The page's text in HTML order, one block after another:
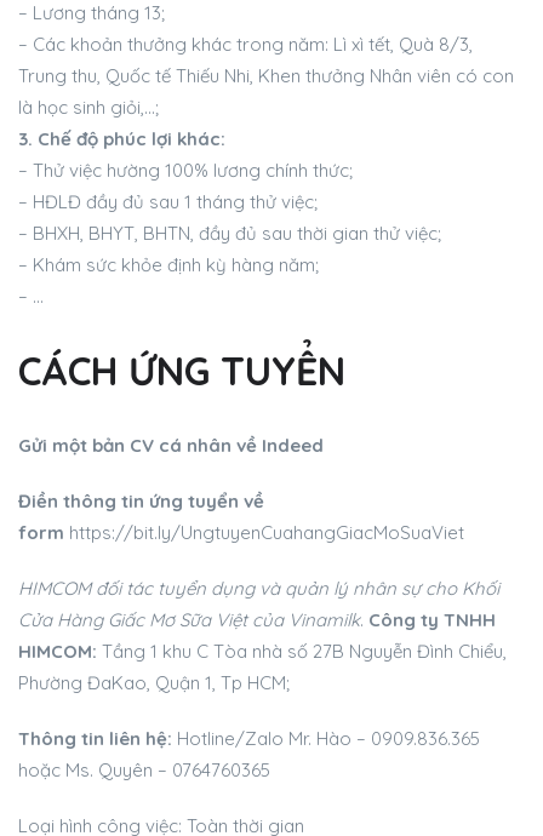
– Lương tháng 13;
– Các khoản thưởng khác trong năm: Lì xì tết, Quà 8/3,
Trung thu, Quốc tế Thiếu Nhi, Khen thưởng Nhân viên có con
là học sinh giỏi,…;
3. Chế độ phúc lợi khác:
– Thử việc hường 100% lương chính thức;
– HĐLĐ đầy đủ sau 1 tháng thử việc;
– BHXH, BHYT, BHTN, đầy đủ sau thời gian thử việc;
– Khám sức khỏe định kỳ hàng năm;
– …
CÁCH ỨNG TUYỂN
Gửi một bản CV cá nhân về Indeed
Điền thông tin ứng tuyển về
form https://bit.ly/UngtuyenCuahangGiacMoSuaViet
HIMCOM đối tác tuyển dụng và quản lý nhân sự cho Khối
Cửa Hàng Giấc Mơ Sữa Việt của Vinamilk. Công ty TNHH
HIMCOM: Tầng 1 khu C Tòa nhà số 27B Nguyễn Đình Chiểu,
Phường ĐaKao, Quận 1, Tp HCM;
Thông tin liên hệ: Hotline/Zalo Mr. Hào – 0909.836.365
hoặc Ms. Quyên – 0764760365
Loại hình công việc: Toàn thời gian